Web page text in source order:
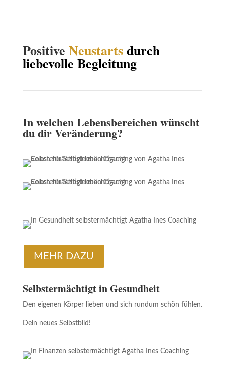
Positive Neustartsdurch
liebevolle Begleitung
In welchen Lebensbereichen wünscht
du dir Veränderung?
MEHR DAZU
Selbstermächtigt in Gesundheit
Den eigenen Körper lieben und sich rundum schön fühlen.
Dein neues Selbstbild!